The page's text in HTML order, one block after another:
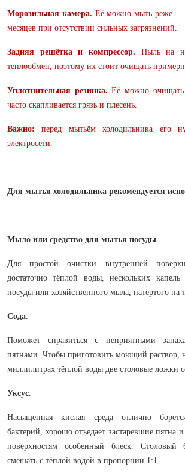
Морозильная камера. Её можно мыть реже —
месяцев при отсутствии сильных загрязнений.
Задняя решётка и компрессор. Пыль на
теплообмен, поэтому их стоит очищать
Уплотнительная резинка. Её можно
часто скапливается грязь и плесень.
Важно: перед мытьём холодильника его
электросети.
Для мытья холодильника рекомендуется
Мыло или средство для мытья посуды.
Для простой очистки внутренней
достаточно тёплой воды, нескольких капель
посуды или хозяйственного мыла, натёртого на
Сода.
Поможет справиться с неприятными
пятнами. Чтобы приготовить моющий раствор,
миллилитрах тёплой воды две столовые ложки
Уксус.
Насыщенная кислая среда отлично
бактерий, хорошо отъедает застаревшие пятна
поверхностям особенный блеск.
смешать с тёплой водой в пропорции 1:1.